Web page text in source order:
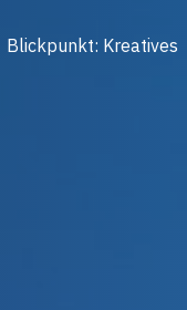
Blickpunkt: Kreatives